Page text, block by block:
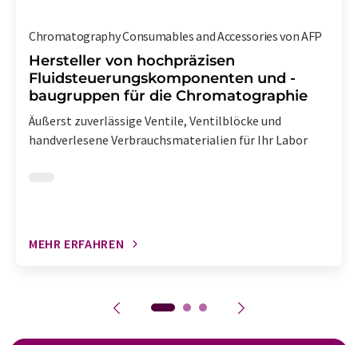
Chromatography Consumables and Accessories von AFP
Hersteller von hochpräzisen
Fluidsteuerungskomponenten und -
baugruppen für die Chromatographie
Äußerst zuverlässige Ventile, Ventilblöcke und
handverlesene Verbrauchsmaterialien für Ihr Labor
MEHR ERFAHREN